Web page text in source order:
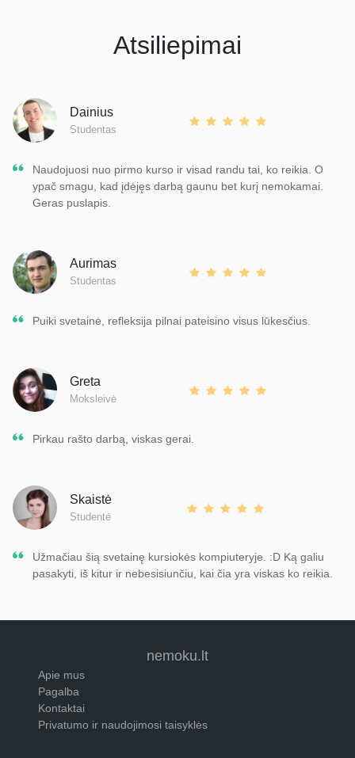
Atsiliepimai
Dainius
Studentas
Naudojuosi nuo pirmo kurso ir visad randu tai, ko reikia. O
ypač smagu, kad įdėjęs darbą gaunu bet kurį nemokamai.
Geras puslapis.
Aurimas
Studentas
Puiki svetainė, refleksija pilnai pateisino visus lūkesčius.
Greta
Moksleivė
Pirkau rašto darbą, viskas gerai.
Skaistė
Studentė
Užmačiau šią svetainę kursiokės kompiuteryje. :D Ką galiu
pasakyti, iš kitur ir nebesisiunčiu, kai čia yra viskas ko reikia.
nemoku.lt
Apie mus
Pagalba
Kontaktai
Privatumo ir naudojimosi taisyklės